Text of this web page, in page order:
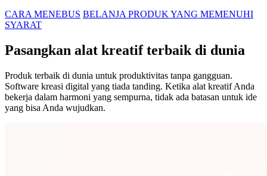
CARA MENEBUS BELANJA PRODUK YANG MEMENUHI
SYARAT
Pasangkan alat kreatif terbaik di dunia
Produk terbaik di dunia untuk produktivitas tanpa gangguan.
Software kreasi digital yang tiada tanding. Ketika alat kreatif Anda
bekerja dalam harmoni yang sempurna, tidak ada batasan untuk ide
yang bisa Anda wujudkan.